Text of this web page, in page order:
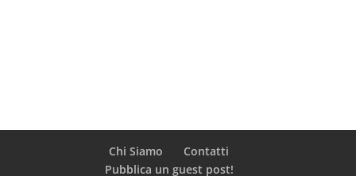
Chi Siamo
Contatti
Pubblica un guest post!